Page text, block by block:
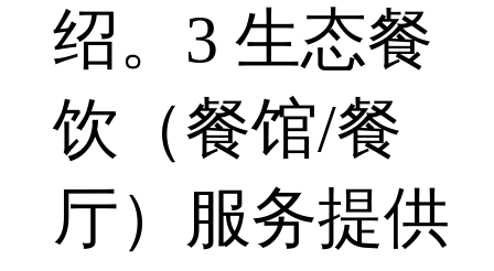
绍。3 生态餐
饮（餐馆/餐
厅）服务提供